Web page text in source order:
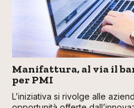
Manifattura, al via il
per PMI
L’iniziativa si rivolge alle